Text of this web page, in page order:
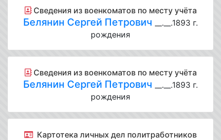
Cведения из военкоматов по месту учёта
Белянин Сергей Петрович __.__.1893 г.
рождения
Cведения из военкоматов по месту учёта
Белянин Сергей Петрович __.__.1893 г.
рождения
Картотека личных дел политработников